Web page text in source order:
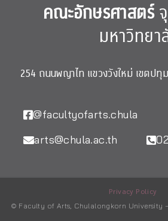
คณะอักษรศาสตร์
มหาวิทยา
254 ถนนพญาไท แขวงวังใหม่ เขตปทุ
@facultyofarts.chula
arts@chula.ac.th
Privacy Policy
© Faculty of Arts, Chulalongkorn University